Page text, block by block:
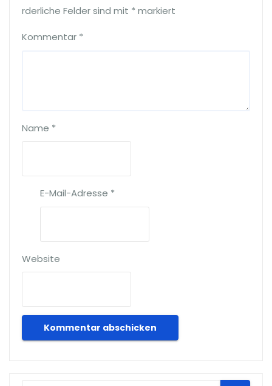
rderliche Felder sind mit * markiert
Kommentar *
Name *
E-Mail-Adresse *
Website